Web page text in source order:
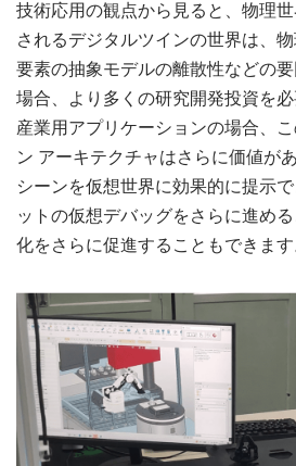
技術応用の観点から見ると、物理
されるデジタルツインの世界は、
要素の抽象モデルの離散性などの
場合、より多くの研究開発投資を必
産業用アプリケーションの場合、
ン アーキテクチャはさらに価値が
シーンを仮想世界に効果的に提示
ットの仮想デバッグをさらに進め
化をさらに促進することもできます